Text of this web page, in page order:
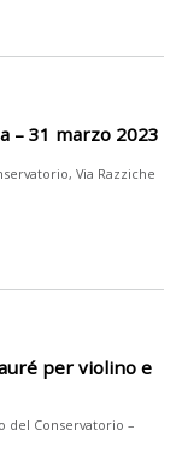
– 31 marzo 2023
Via Razziche
per violino e
del Conservatorio –